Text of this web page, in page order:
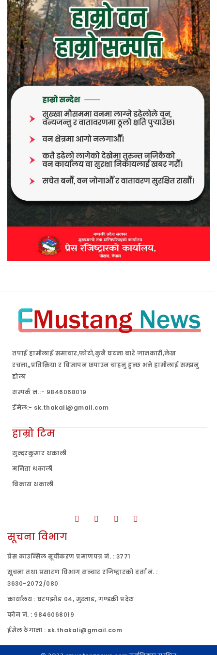
तपाई हामीलाई समाचार,फोटो,कुनै घटना बारे जानकारी,लेख
रचना,,प्रतिक्रिया र बिज्ञापन छपाउन चाहनु हुन्छ भने हामीलाई सम्झनु
होला
सम्पर्क नं.:- ९८४६०६८०१९
ईमेल:- sk.thakali@gmail.com
हाम्रो टिम
सुन्दरकुमार थकाली
मनिता थकाली
बिकास थकाली
सूचना विभाग
प्रेस काउन्सिल सूचीकरण प्रमाणपत्र नं. : ३७७१
सूचना तथा प्रसारण विभाग सञ्चार रजिष्ट्रारको दर्ता नं. :
३६३०-२०७२/०८०
कार्यालय : घरपझोङ ०४, मुस्ताङ, गण्डकी प्रदेश
फोन नं. : ९८४६०६८०१९
ईमेल ठेगाना : sk.thakali@gmail.com